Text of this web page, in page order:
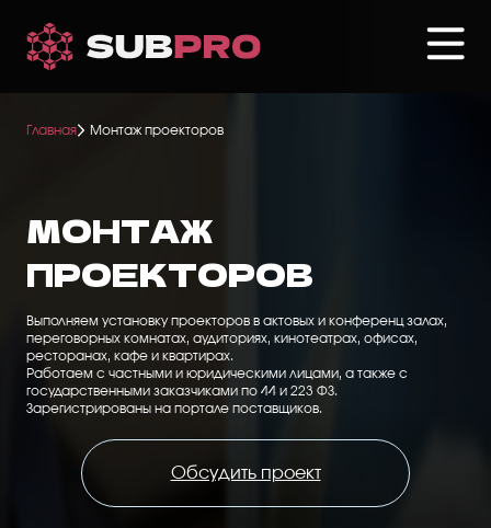
основному
Главная Монтаж проекторов
МОНТАЖ
ПРОЕКТОРОВ
Выполняем установку проекторов в актовых и конференц залах,
переговорных комнатах, аудиториях, кинотеатрах, офисах,
ресторанах, кафе и квартирах.
Работаем с частными и юридическими лицами, а также с
государственными заказчиками по 44 и 223 ФЗ.
Зарегистрированы на портале поставщиков.
Обсудить проект